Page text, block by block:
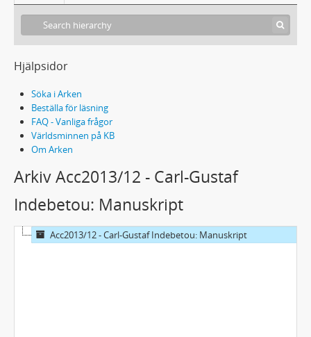
Hjälpsidor
Söka i Arken
Beställa för läsning
FAQ - Vanliga frågor
Världsminnen på KB
Om Arken
Arkiv Acc2013/12 - Carl-Gustaf
Indebetou: Manuskript
Acc2013/12 - Carl-Gustaf Indebetou: Manuskript